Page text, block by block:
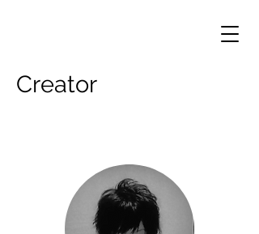
​Creator